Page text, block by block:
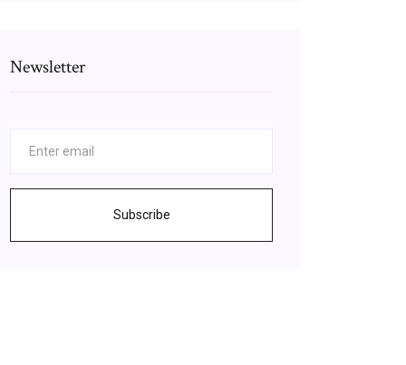
Newsletter
Subscribe